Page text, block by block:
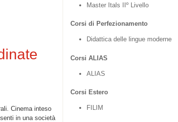
Cinema inteso
in una società
Master Itals IIº Livello
Corsi di Perfezionamento
Didattica delle lingue moderne
Corsi ALIAS
ALIAS
Corsi Estero
FILIM